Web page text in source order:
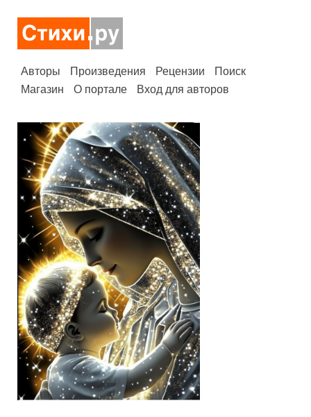
Авторы Произведения Рецензии
Поиск
Магазин
О портале Вход для авторов